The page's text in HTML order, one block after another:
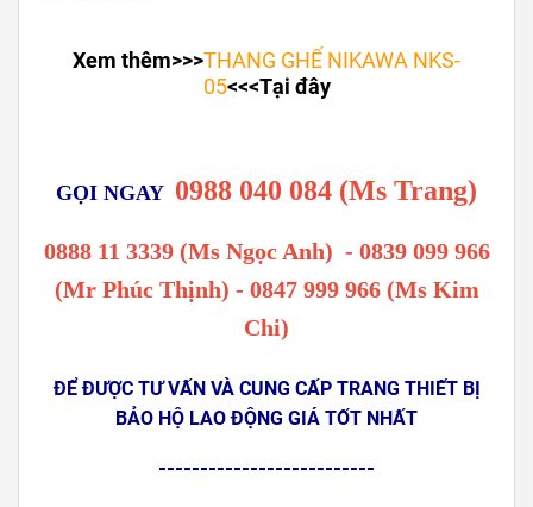
Xem thêm>>>THANG GHẾ NIKAWA NKS-
05<<<Tại đây
GỌI NGAY 0988 040 084 (Ms Trang)
0888 11 3339 (Ms Ngọc Anh) - 0839 099 966
(Mr Phúc Thịnh) - 0847 999 966 (Ms Kim
Chi)
ĐỂ ĐƯỢC TƯ VẤN VÀ CUNG CẤP TRANG THIẾT BỊ
BẢO HỘ LAO ĐỘNG GIÁ TỐT NHẤT
--------------------------